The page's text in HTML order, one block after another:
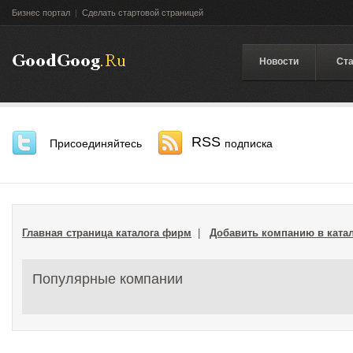
Бизнес портал | Сделать стартовой страницей
Новости
Присоединяйтесь RSS подписка
Главная страница каталога фирм Добавить компанию в
Популярные компании